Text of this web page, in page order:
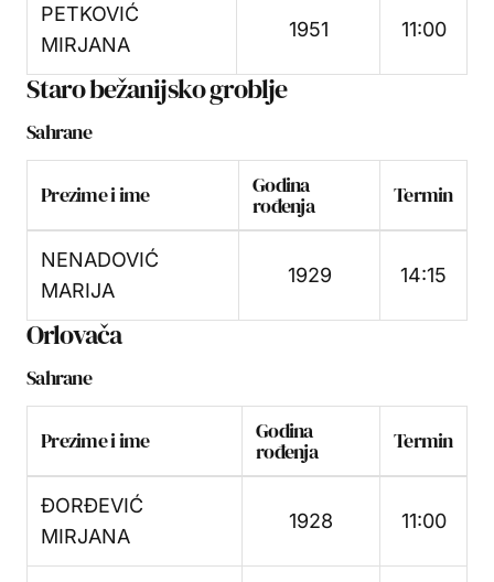
PETKOVIĆ
MIRJANA
1951 11:00
Staro bežanijsko groblje
Sahrane
Prezime i ime Godina
rođenja Termin
NENADOVIĆ
MARIJA
1929 14:15
Orlovača
Sahrane
Prezime i ime Godina
rođenja Termin
ĐORĐEVIĆ
MIRJANA
1928 11:00